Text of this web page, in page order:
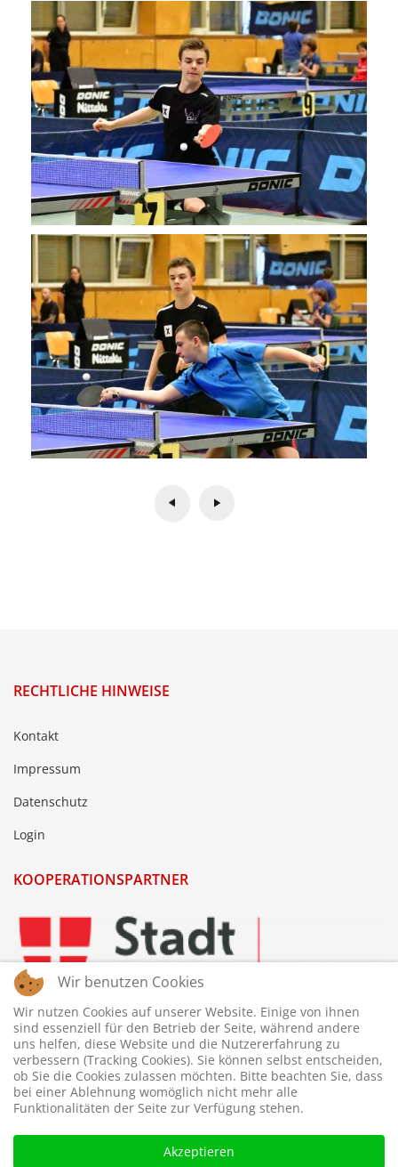
RECHTLICHE HINWEISE
Kontakt
Impressum
Datenschutz
Login
KOOPERATIONSPARTNER
Wir benutzen Cookies
Wir nutzen Cookies auf unserer Website. Einige von ihnen
sind essenziell für den Betrieb der Seite, während andere
uns helfen, diese Website und die Nutzererfahrung zu
verbessern (Tracking Cookies). Sie können selbst entscheiden,
ob Sie die Cookies zulassen möchten. Bitte beachten Sie, dass
bei einer Ablehnung womöglich nicht mehr alle
Funktionalitäten der Seite zur Verfügung stehen.
Akzeptieren